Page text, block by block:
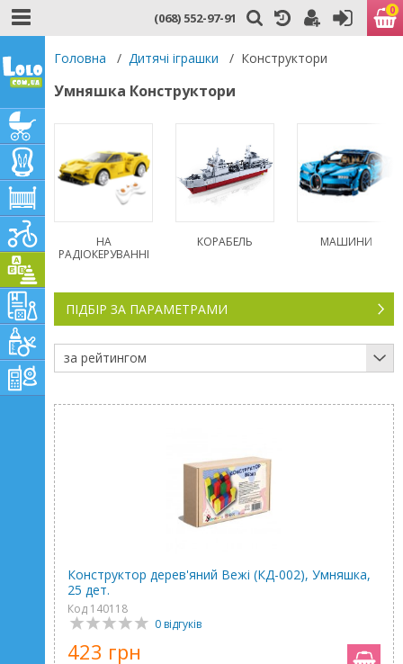
(068) 552-97-91 0
Головна / Дитячі іграшки / Конструктори
Умняшка Конструктори
НА
РАДІОКЕРУВАННІ
КОРАБЕЛЬ МАШИНИ
ПІДБІР ЗА ПАРАМЕТРАМИ
за рейтингом
Конструктор дерев'яний Вежі (КД-002), Умняшка,
25 дет.
Код 140118
0 відгуків
423 грн